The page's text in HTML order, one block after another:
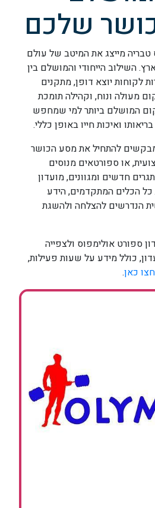
שלכם
טבריה מייצג את המיטב של עולם
השילוב הייחודי והמושלם בין
לקוחות יוצא דופן, מתקנים
מעולה ונוח, וקהילה תומכת
המושלם ביותר למי שמחפש
ואיכות חייו באופן כללי.
להתחיל את מסע הכושר
או ספורטאים מנוסים
חדשים ומגוונים, מועדון
הכלים המתקדמים, הידע
הנדרשים להצלחה ולהשגת
ספורט אולימפוס ולצפייה
כולל מידע על שעות פעילות,
כאן.